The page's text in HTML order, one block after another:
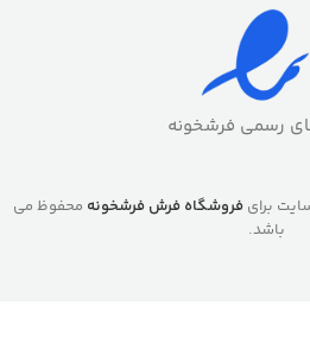
رسمی فرشخونه
برای فروشگاه فرش فرشخونه محفوظ می
باشد.